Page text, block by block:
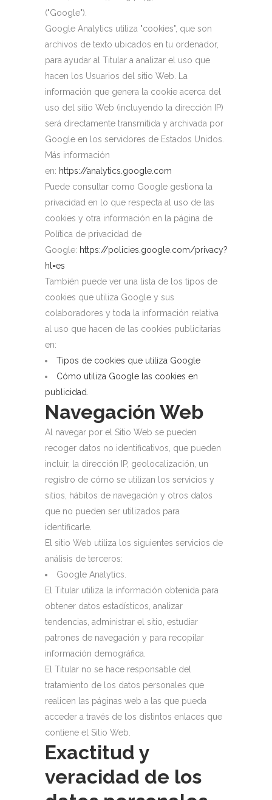
("Google").
Google Analytics utiliza "cookies", que son
archivos de texto ubicados en tu ordenador,
para ayudar al Titular a analizar el uso que
hacen los Usuarios del sitio Web. La
información que genera la cookie acerca del
uso del sitio Web (incluyendo la dirección IP)
será directamente transmitida y archivada por
Google en los servidores de Estados Unidos.
Más información
en: https://analytics.google.com
Puede consultar como Google gestiona la
privacidad en lo que respecta al uso de las
cookies y otra información en la página de
Política de privacidad de
Google: https://policies.google.com/privacy?
hl=es
También puede ver una lista de los tipos de
cookies que utiliza Google y sus
colaboradores y toda la información relativa
al uso que hacen de las cookies publicitarias
en:
Tipos de cookies que utiliza Google
Cómo utiliza Google las cookies en
publicidad
Navegación Web
Al navegar por el Sitio Web se pueden
recoger datos no identificativos, que pueden
incluir, la dirección IP, geolocalización, un
registro de cómo se utilizan los servicios y
sitios, hábitos de navegación y otros datos
que no pueden ser utilizados para
identificarle.
El sitio Web utiliza los siguientes servicios de
análisis de terceros:
Google Analytics.
El Titular utiliza la información obtenida para
obtener datos estadísticos, analizar
tendencias, administrar el sitio, estudiar
patrones de navegación y para recopilar
información demográfica.
El Titular no se hace responsable del
tratamiento de los datos personales que
realicen las páginas web a las que pueda
acceder a través de los distintos enlaces que
contiene el Sitio Web.
Exactitud y
veracidad de los